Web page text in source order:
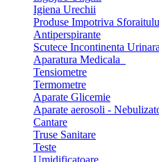
Igiena Urechii
Produse Impotriva
Antiperspirante
Scutece Incontinenta Urinara
Aparatura Medicala
Tensiometre
Termometre
Aparate Glicemie
Aparate aerosoli -
Cantare
Truse Sanitare
Teste
Umidificatoare